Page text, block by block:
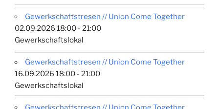
Gewerkschaftstresen // Union Come Together
02.09.2026 18:00 - 21:00
Gewerkschaftslokal
Gewerkschaftstresen // Union Come Together
16.09.2026 18:00 - 21:00
Gewerkschaftslokal